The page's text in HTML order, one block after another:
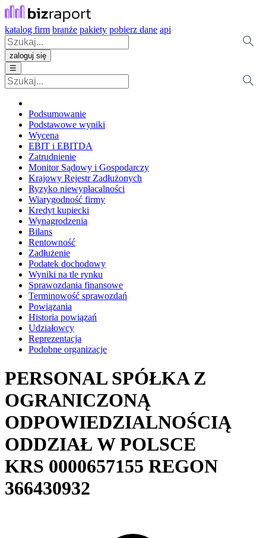
katalog firm branże pakiety pobierz dane api
zaloguj się
☰
Podsumowanie
Podstawowe wyniki
Wycena
EBIT i EBITDA
Zatrudnienie
Monitor Sądowy i Gospodarczy
Krajowy Rejestr Zadłużonych
Ryzyko niewypłacalności
Wiarygodność firmy
Kredyt kupiecki
Wynagrodzenia
Bilans
Rentowność
Zadłużenie
Podatek dochodowy
Wyniki na tle rynku
Sprawozdania finansowe
Terminowość sprawozdań
Powiązania
Historia powiązań
Udziałowcy
Reprezentacja
Podobne organizacje
PERSONAL SPÓŁKA Z
OGRANICZONĄ
ODPOWIEDZIALNOŚCIĄ
ODDZIAŁ W POLSCE
KRS 0000657155 REGON
366430932